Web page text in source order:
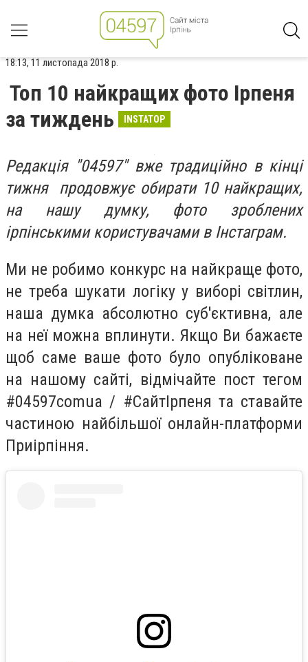
18:13, 11 листопада 2018 р.
Топ 10 найкращих фото Ірпеня
за тиждень
INSTATOP
Редакція "04597" вже традиційно вкінці
тижня продовжує обирати 10 найкращих,
на нашу думку, фото зроблених
ірпінськими користувачами в Інстаграм.
Ми не робимо конкурс на найкраще фото,
не треба шукати логіку у виборі світлин,
наша думка абсолютно суб'єктивна, але
на неї можна вплинути. Якщо Ви бажаєте
щоб саме ваше фото було опубліковане
на нашому сайті, відмічайте пост тегом
#04597comua / #СайтІрпеня та ставайте
частиною найбільшої онлайн-платформи
Приірпіння.